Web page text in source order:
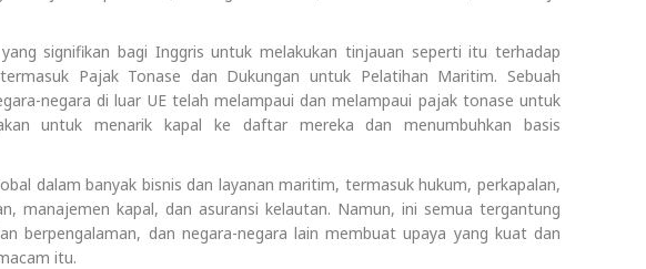
signifikan bagi Inggris untuk melakukan tinjauan seperti itu terhadap
Pajak Tonase dan Dukungan untuk Pelatihan Maritim. Sebuah
negara di luar UE telah melampaui dan melampaui pajak tonase untuk
untuk menarik kapal ke daftar mereka dan menumbuhkan basis
dalam banyak bisnis dan layanan maritim, termasuk hukum, perkapalan,
manajemen kapal, dan asuransi kelautan. Namun, ini semua tergantung
berpengalaman, dan negara-negara lain membuat upaya yang kuat dan
itu.